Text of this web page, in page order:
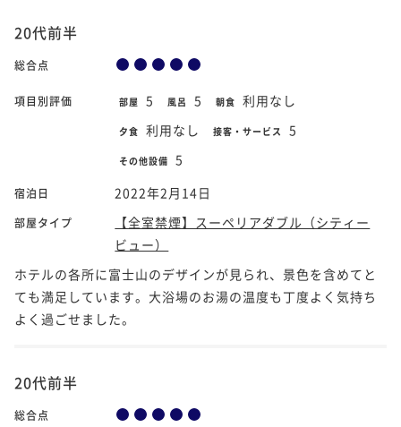
20代前半
総合点
項目別評価 部屋 5 風呂 5 朝食 利用なし
夕食 利用なし 接客・サービス 5
その他設備 5
宿泊日 2022年2月14日
部屋タイプ
【全室禁煙】スーペリアダブル（シティー
ビュー）
ホテルの各所に富士山のデザインが見られ、景色を含めてと
ても満足しています。大浴場のお湯の温度も丁度よく気持ち
よく過ごせました。
20代前半
総合点